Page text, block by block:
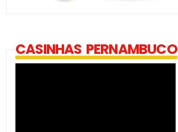
CASINHAS PERNAMBUCO